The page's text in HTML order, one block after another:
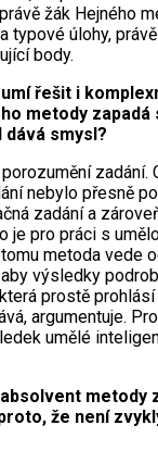
žák Hejného
typové úlohy,
body.
řešit i
metody
dává smysl?
zadání.
nebylo přesně
zadání a
je pro práci s
metoda vede
výsledky
prostě prohlásí
argumentuje.
umělé
metody
že není